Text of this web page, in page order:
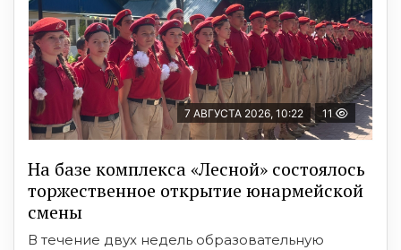
7 АВГУСТА 2026, 10:22 11
На базе комплекса «Лесной» состоялось
торжественное открытие юнармейской
смены
В течение двух недель образовательную